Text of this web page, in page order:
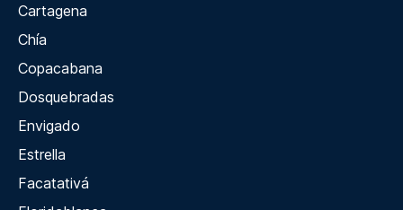
Cartagena
Chía
Copacabana
Dosquebradas
Envigado
Estrella
Facatativá